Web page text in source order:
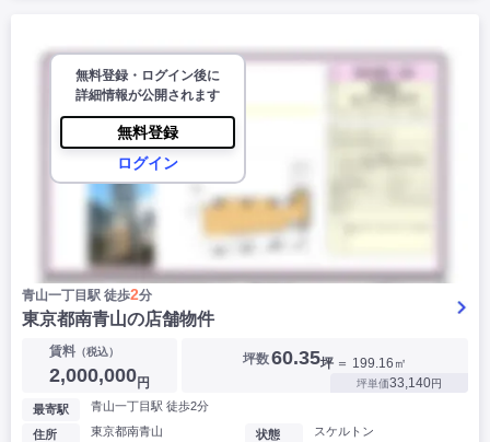
無料登録・ログイン後に
詳細情報が公開されます
無料登録
ログイン
青山一丁目駅 徒歩2分
東京都南青山の店舗物件
賃料 （税込）
2,000,000円
坪数60.35坪 ＝ 199.16㎡
坪単価33,140円
最寄駅 青山一丁目駅 徒歩2分
住所 東京都南青山 状態 スケルトン